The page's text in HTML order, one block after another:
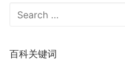
Search
百科关键词